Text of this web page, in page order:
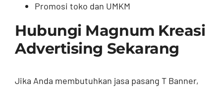
Promosi toko dan UMKM
Hubungi Magnum Kreasi
Advertising Sekarang
Jika Anda membutuhkan jasa pasang T Banner,